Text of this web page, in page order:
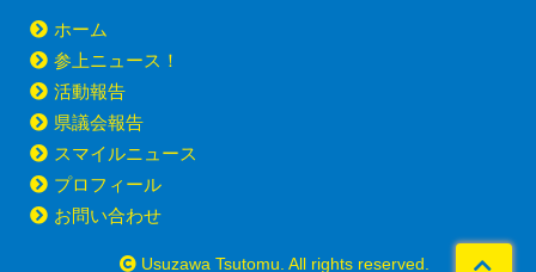
ホーム
参上ニュース！
活動報告
県議会報告
スマイルニュース
プロフィール
お問い合わせ
Usuzawa Tsutomu. All rights reserved.